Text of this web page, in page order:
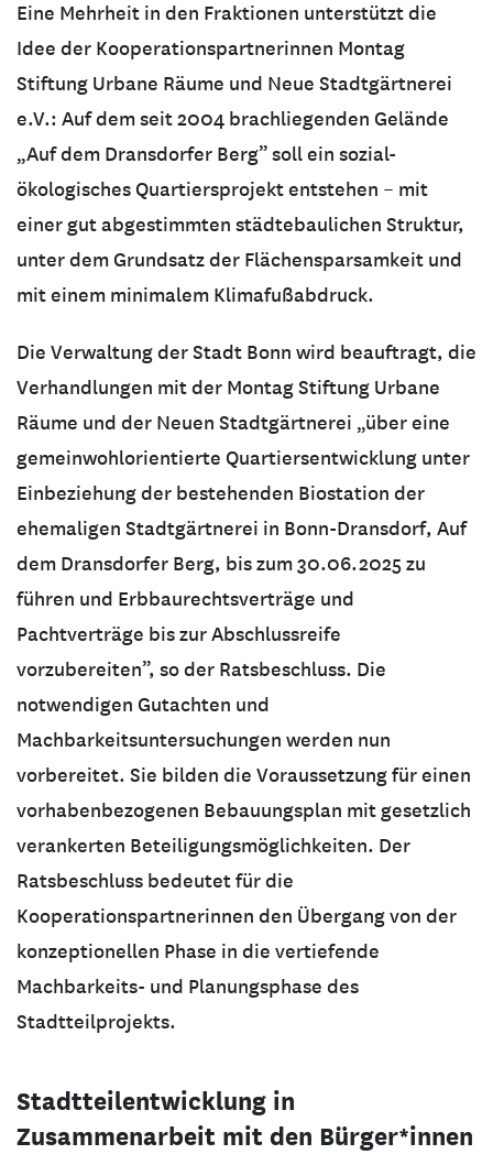
Eine Mehrheit in den Fraktionen unterstützt die
Idee der Kooperationspartnerinnen Montag
Stiftung Urbane Räume und Neue Stadtgärtnerei
e.V.: Auf dem seit 2004 brachliegenden Gelände
„Auf dem Dransdorfer Berg” soll ein sozial-
ökologisches Quartiersprojekt entstehen – mit
einer gut abgestimmten städtebaulichen Struktur,
unter dem Grundsatz der Flächensparsamkeit und
mit einem minimalem Klimafußabdruck.
Die Verwaltung der Stadt Bonn wird beauftragt, die
Verhandlungen mit der Montag Stiftung Urbane
Räume und der Neuen Stadtgärtnerei „über eine
gemeinwohlorientierte Quartiersentwicklung unter
Einbeziehung der bestehenden Biostation der
ehemaligen Stadtgärtnerei in Bonn-Dransdorf, Auf
dem Dransdorfer Berg, bis zum 30.06.2025 zu
führen und Erbbaurechtsverträge und
Pachtverträge bis zur Abschlussreife
vorzubereiten”, so der Ratsbeschluss. Die
notwendigen Gutachten und
Machbarkeitsuntersuchungen werden nun
vorbereitet. Sie bilden die Voraussetzung für einen
vorhabenbezogenen Bebauungsplan mit gesetzlich
verankerten Beteiligungsmöglichkeiten. Der
Ratsbeschluss bedeutet für die
Kooperationspartnerinnen den Übergang von der
konzeptionellen Phase in die vertiefende
Machbarkeits- und Planungsphase des
Stadtteilprojekts.
Stadtteilentwicklung in
Zusammenarbeit mit den Bürger*innen